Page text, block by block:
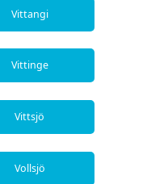
Vittangi
Vittinge
Vittsjö
Vollsjö